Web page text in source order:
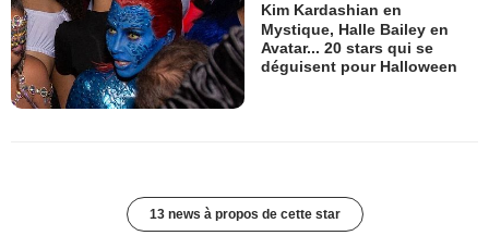
Kim Kardashian en
Mystique, Halle Bailey en
Avatar... 20 stars qui se
déguisent pour Halloween
13 news à propos de cette star